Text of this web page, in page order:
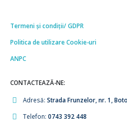
Termeni și condiții/ GDPR
Politica de utilizare Cookie-uri
ANPC
CONTACTEAZĂ-NE:
Adresă: Strada Frunzelor, nr. 1,
Telefon: 0743 392 448